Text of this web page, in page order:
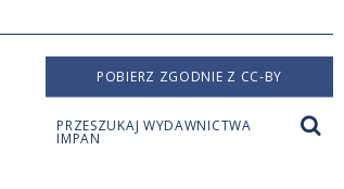
POBIERZ ZGODNIE Z CC-BY
PRZESZUKAJ WYDAWNICTWA
IMPAN